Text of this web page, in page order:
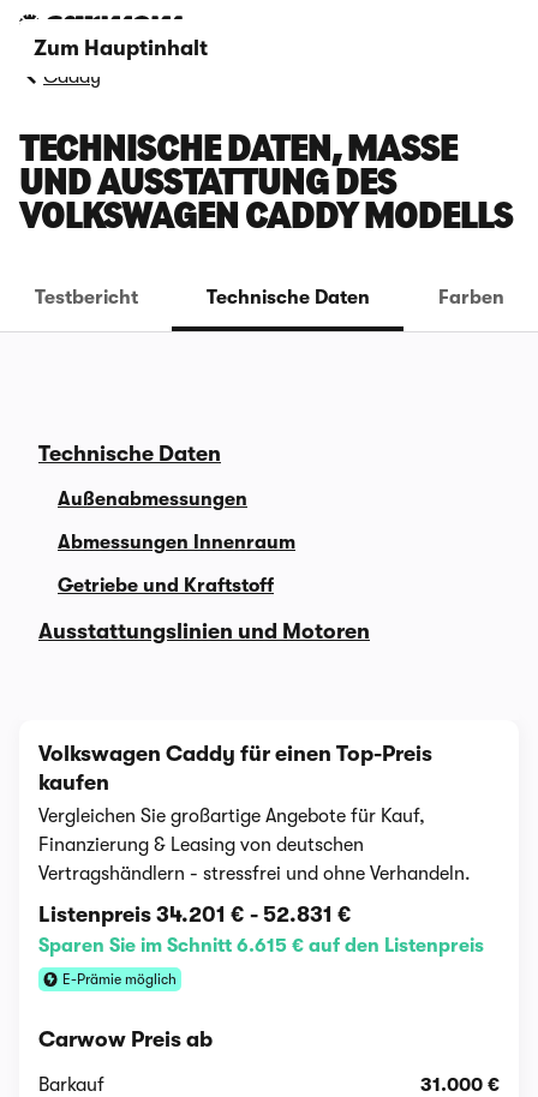
Zum Hauptinhalt
Caddy
TECHNISCHE DATEN, MASSE U
ND AUSSTATTUNG DES V
OLKSWAGEN CADDY MODELLS
Testbericht Technische Daten Farben
Technische Daten
Außenabmessungen
Abmessungen Innenraum
Getriebe und Kraftstoff
Ausstattungslinien und Motoren
Volkswagen Caddy für einen Top-Preis
kaufen
Vergleichen Sie großartige Angebote für Kauf,
Finanzierung & Leasing von deutschen
Vertragshändlern - stressfrei und ohne Verhandeln.
Listenpreis 34.201 € - 52.831 €
Sparen Sie im Schnitt 6.615 € auf den Listenpreis
E-Prämie möglich
Carwow Preis ab
Barkauf 31.000 €